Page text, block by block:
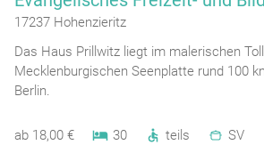
17237 Hohenzieritz
Das Haus Prillwitz liegt im malerischen
Mecklenburgischen Seenplatte rund 100
Berlin.
ab 18,00 € 30 teils SV